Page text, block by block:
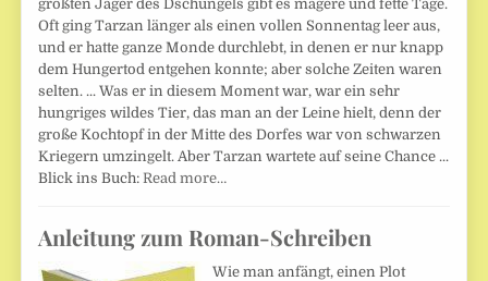
größten Jäger des Dschungels gibt es magere und fette Tage.
Oft ging Tarzan länger als einen vollen Sonnentag leer aus,
und er hatte ganze Monde durchlebt, in denen er nur knapp
dem Hungertod entgehen konnte; aber solche Zeiten waren
selten. ... Was er in diesem Moment war, war ein sehr
hungriges wildes Tier, das man an der Leine hielt, denn der
große Kochtopf in der Mitte des Dorfes war von schwarzen
Kriegern umzingelt. Aber Tarzan wartete auf seine Chance ...
Blick ins Buch: Read more…
Anleitung zum Roman-Schreiben
Wie man anfängt, einen Plot